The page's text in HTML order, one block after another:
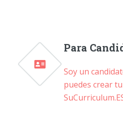
Para
Soy un
puedes crear